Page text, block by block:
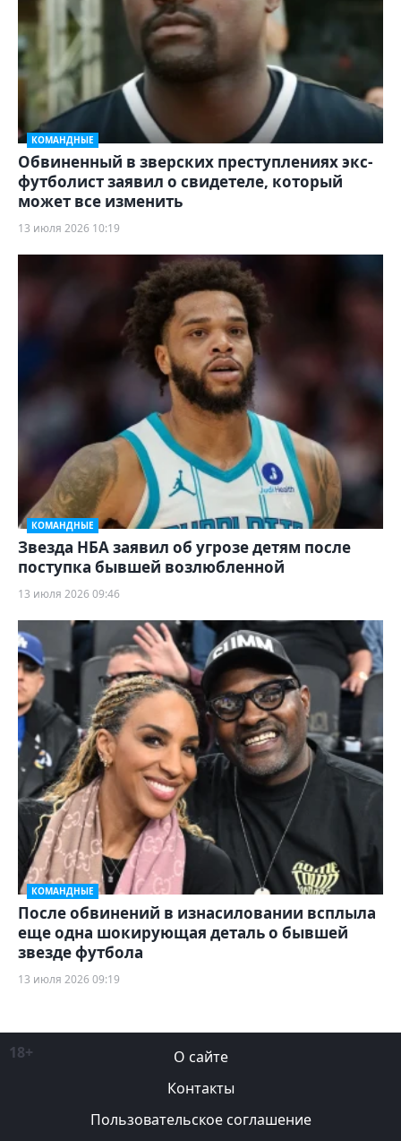
КОМАНДНЫЕ
Обвиненный в зверских преступлениях экс-
футболист заявил о свидетеле, который
может все изменить
13 июля 2026 10:19
КОМАНДНЫЕ
Звезда НБА заявил об угрозе детям после
поступка бывшей возлюбленной
13 июля 2026 09:46
КОМАНДНЫЕ
После обвинений в изнасиловании всплыла
еще одна шокирующая деталь о бывшей
звезде футбола
13 июля 2026 09:19
18+
О сайте
Контакты
Пользовательское соглашение